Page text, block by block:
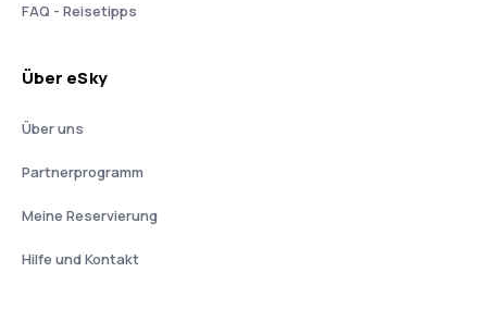
FAQ - Reisetipps
Über eSky
Über uns
Partnerprogramm
Meine Reservierung
Hilfe und Kontakt